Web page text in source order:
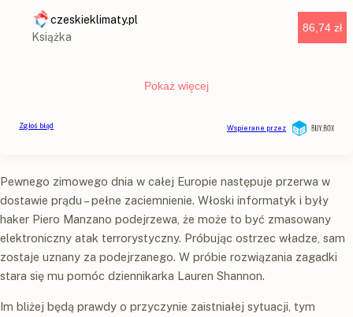
Pewnego zimowego dnia w całej Europie następuje przerwa w
dostawie prądu – pełne zaciemnienie. Włoski informatyk i były
haker Piero Manzano podejrzewa, że może to być zmasowany
elektroniczny atak terrorystyczny. Próbując ostrzec władze, sam
zostaje uznany za podejrzanego. W próbie rozwiązania zagadki
stara się mu pomóc dziennikarka Lauren Shannon.
Im bliżej będą prawdy o przyczynie zaistniałej sytuacji, tym